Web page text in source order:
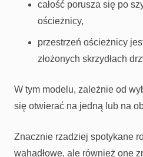
całość porusza się po
ościeżnicy,
przestrzeń ościeżnicy
złożonych skrzydłach
W tym modelu, zależnie od
się otwierać na jedną lub na
Znacznie rzadziej spotykane
wahadłowe, ale również one